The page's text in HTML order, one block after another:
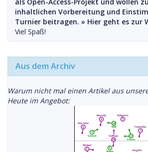
inhaltlichen Vorbereitung und
Turnier beitragen. » Hier geht es zur
Viel Spaß!
Aus dem Archiv
Warum nicht mal einen Artikel aus
Heute im Angebot: